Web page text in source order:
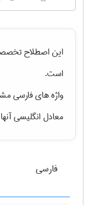
این اصطلاح
است.
واژه های فارسی
معادل انگلیسی
فارسی